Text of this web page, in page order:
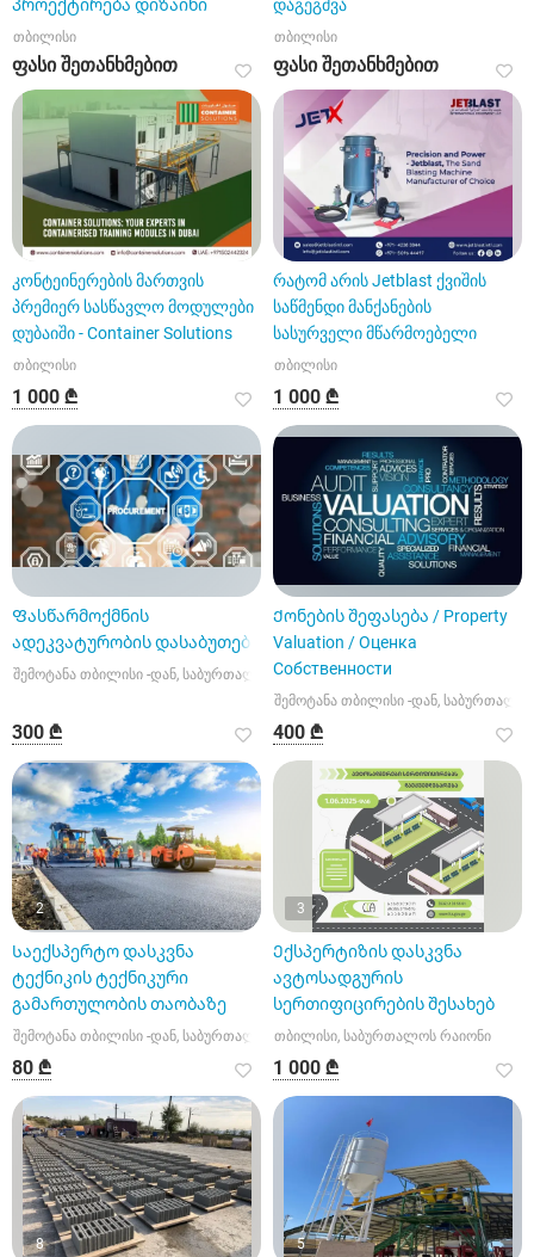
პროექტირება დიზაინი
თბილისი
ფასი შეთანხმებით
დაგეგმვა
თბილისი
ფასი შეთანხმებით
კონტეინერების მართვის
პრემიერ სასწავლო მოდულები
დუბაიში - Container Solutions
თბილისი
1 000 ₾
რატომ არის Jetblast ქვიშის
საწმენდი მანქანების
სასურველი მწარმოებელი
თბილისი
1 000 ₾
Ფასწარმოქმნის
ადეკვატურობის დასაბუთება
შემოტანა თბილისი -დან, საბურთალოს რაიონი
300 ₾
Ქონების შეფასება / Property
Valuation / Оценка
Собственности
შემოტანა თბილისი -დან,
400 ₾
2
Საექსპერტო დასკვნა
ტექნიკის ტექნიკური
გამართულობის თაობაზე
შემოტანა თბილისი -დან, საბურთალოს რაიონი
80 ₾
3
Ექსპერტიზის დასკვნა
ავტოსადგურის
სერთიფიცირების შესახებ
თბილისი, საბურთალოს რაიონი
1 000 ₾
8 5